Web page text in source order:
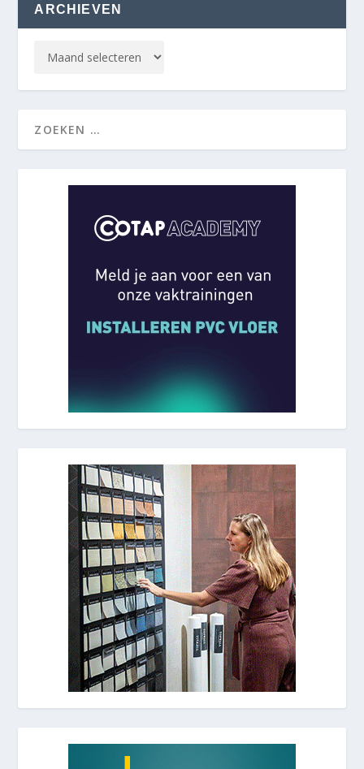
ARCHIEVEN